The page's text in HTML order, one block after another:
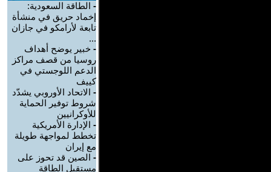
- الطاقة السعودية:
إخماد حريق في منشأة
تابعة لأرامكو في جازان
...
- خبير يوضح أهداف
روسيا من قصف مراكز
الدعم اللوجستي في
كييف
- الاتحاد الأوروبي يشدّد
شروط توفير الحماية
للأوكرانيين
- الإدارة الأمريكية
تخطط لمواجهة طويلة
مع إيران
- الصين قد تحوز على
مستقبل الطاقة